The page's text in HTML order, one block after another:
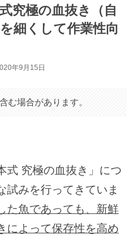
究極の血抜き（自
細くして作業性向
年9月15日
む場合があります。
式 究極の血抜き」につ
試みを行ってきていま
た魚であっても、新鮮
によって保存性を高め